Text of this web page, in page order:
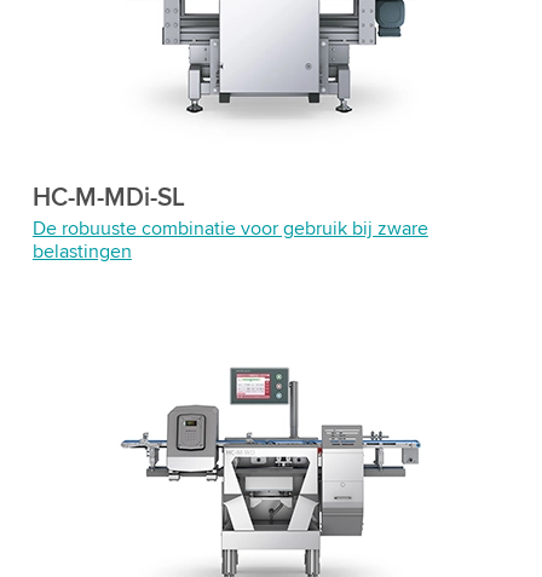
HC-M-MDi-SL
De robuuste combinatie voor gebruik bij zware
belastingen